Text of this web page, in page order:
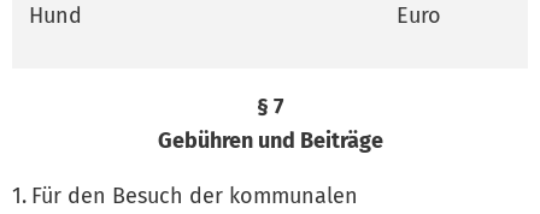
Hund
Euro
§ 7
Gebühren und Beiträge
Für den Besuch der kommunalen